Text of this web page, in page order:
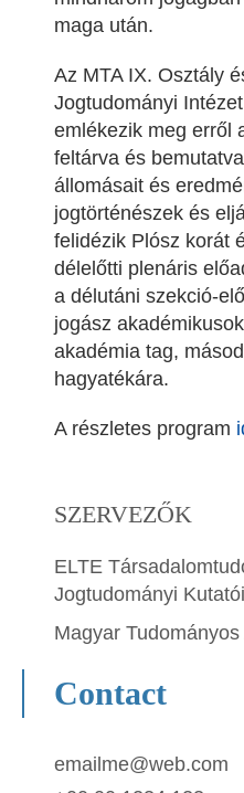
maga után.
Az MTA IX. Osztály
Jogtudományi
emlékezik meg erről
feltárva és
állomásait és
jogtörténészek és
felidézik Plósz korát
délelőtti plenáris
a délutáni szekció-
jogász
akadémia tag,
hagyatékára.
A részletes program
SZERVEZŐK
ELTE
Jogtudományi
Magyar
Contact
emailme@web.com